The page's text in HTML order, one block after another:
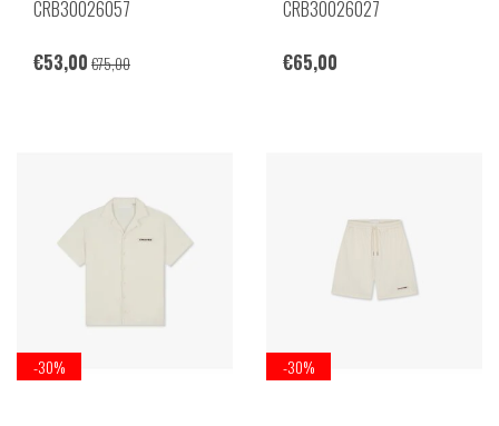
CRB30026057
€53,00 €75,00
CRB30026027
€65,00
-30% -30%